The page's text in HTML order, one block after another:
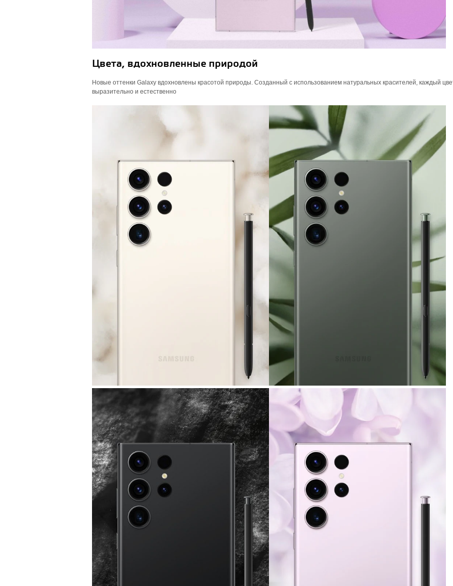
Цвета, вдохновленные природой
Новые оттенки Galaxy вдохновлены красотой природы. Созданный с использованием натуральных красителей, каждый
выразительно и естественно